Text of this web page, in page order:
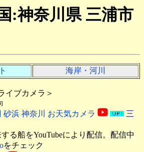
:神奈川県 三浦市
海岸・河川
イブカメラ＞
砂浜 神奈川 お天気カメラ
三
る船をYouTubeにより配信。配信中
をチェック